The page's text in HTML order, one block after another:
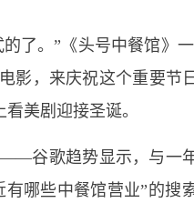
了。”《头号中餐馆》
影，来庆祝这个重要节
美剧迎接圣诞。
谷歌趋势显示，与一
哪些中餐馆营业”的搜